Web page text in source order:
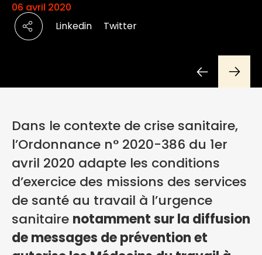
06 avril 2020
Linkedin
Twitter
Dans le contexte de crise sanitaire,
l’Ordonnance n° 2020-386 du 1er
avril 2020 adapte les conditions
d’exercice des missions des services
de santé au travail à l’urgence
sanitaire notamment sur la diffusion
de messages de prévention et